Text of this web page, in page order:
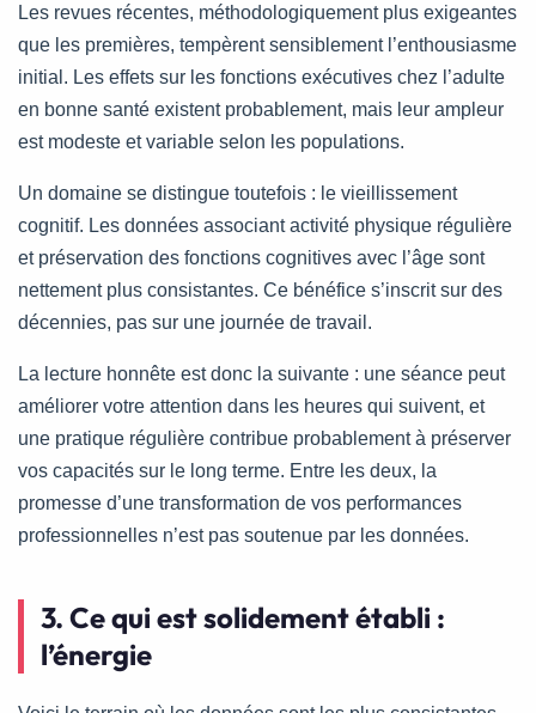
Les revues récentes, méthodologiquement plus exigeantes
que les premières, tempèrent sensiblement l’enthousiasme
initial. Les effets sur les fonctions exécutives chez l’adulte
en bonne santé existent probablement, mais leur ampleur
est modeste et variable selon les populations.
Un domaine se distingue toutefois : le vieillissement
cognitif. Les données associant activité physique régulière
et préservation des fonctions cognitives avec l’âge sont
nettement plus consistantes. Ce bénéfice s’inscrit sur des
décennies, pas sur une journée de travail.
La lecture honnête est donc la suivante : une séance peut
améliorer votre attention dans les heures qui suivent, et
une pratique régulière contribue probablement à préserver
vos capacités sur le long terme. Entre les deux, la
promesse d’une transformation de vos performances
professionnelles n’est pas soutenue par les données.
3. Ce qui est solidement établi :
l’énergie